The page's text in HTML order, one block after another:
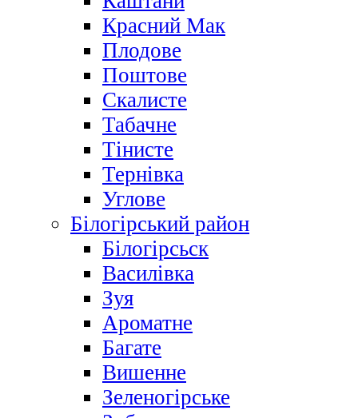
Красний Мак
Плодове
Поштове
Скалисте
Табачне
Тінисте
Тернівка
Углове
Білогірський район
Білогірсьск
Василівка
Зуя
Ароматне
Багате
Вишенне
Зеленогірське